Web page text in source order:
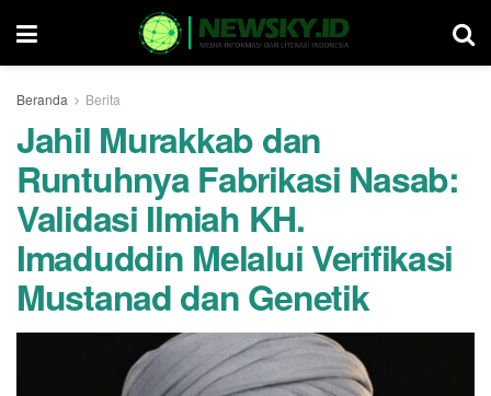
Beranda Berita
Jahil Murakkab dan
Runtuhnya Fabrikasi Nasab:
Validasi Ilmiah KH.
Imaduddin Melalui Verifikasi
Mustanad dan Genetik